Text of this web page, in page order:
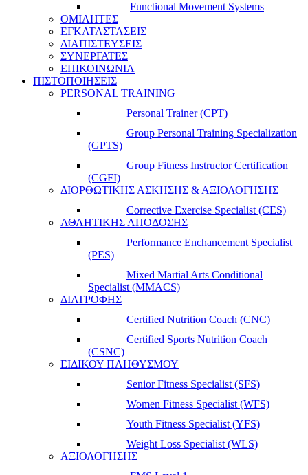
Functional Movement Systems
ΟΜΙΛΗΤΕΣ
ΕΓΚΑΤΑΣΤΑΣΕΙΣ
ΔΙΑΠΙΣΤΕΥΣΕΙΣ
ΣΥΝΕΡΓΑΤΕΣ
ΕΠΙΚΟΙΝΩΝΙΑ
ΠΙΣΤΟΠΟΙΗΣΕΙΣ
PERSONAL TRAINING
Personal Trainer (CPT)
Group Personal Training Specialization
(GPTS)
Group Fitness Instructor Certification
(CGFI)
ΔΙΟΡΘΩΤΙΚΗΣ ΑΣΚΗΣΗΣ & ΑΞΙΟΛΟΓΗΣΗΣ
Corrective Exercise Specialist (CES)
ΑΘΛΗΤΙΚΗΣ ΑΠΟΔΟΣΗΣ
Performance Enchancement Specialist
(PES)
Mixed Martial Arts Conditional
Specialist (MMACS)
ΔΙΑΤΡΟΦΗΣ
Certified Nutrition Coach (CNC)
Certified Sports Nutrition Coach
(CSNC)
ΕΙΔΙΚΟΥ ΠΛΗΘΥΣΜΟΥ
Senior Fitness Specialist (SFS)
Women Fitness Specialist (WFS)
Youth Fitness Specialist (YFS)
Weight Loss Specialist (WLS)
ΑΞΙΟΛΟΓΗΣΗΣ